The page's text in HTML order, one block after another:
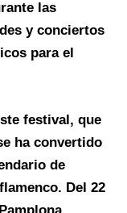
las
y conciertos
para el
festival, que
ha convertido
de
Del 22